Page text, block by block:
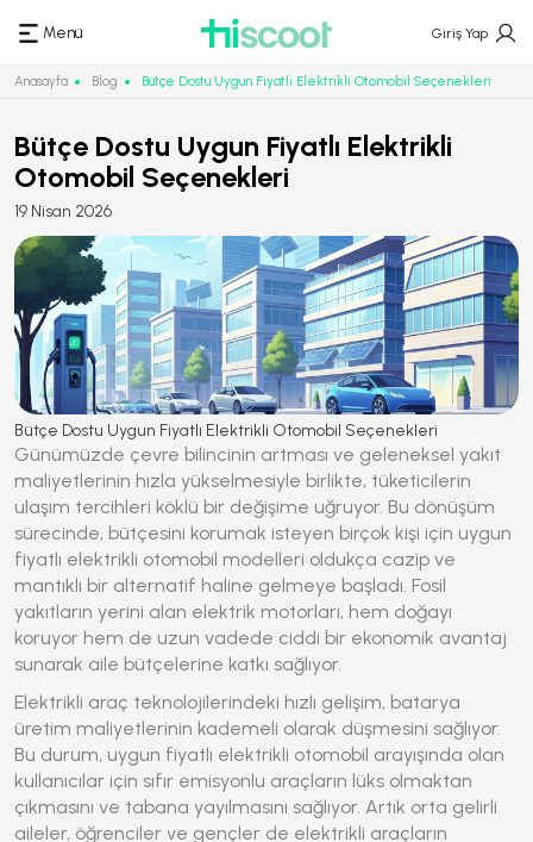
Menü Giriş Yap
Anasayfa Blog Bütçe Dostu Uygun Fiyatlı Elektrikli Otomobil Seçenekleri
Bütçe Dostu Uygun Fiyatlı Elektrikli
Otomobil Seçenekleri
19 Nisan 2026
Bütçe Dostu Uygun Fiyatlı Elektrikli Otomobil Seçenekleri
Günümüzde çevre bilincinin artması ve geleneksel yakıt
maliyetlerinin hızla yükselmesiyle birlikte, tüketicilerin
ulaşım tercihleri köklü bir değişime uğruyor. Bu dönüşüm
sürecinde, bütçesini korumak isteyen birçok kişi için uygun
fiyatlı elektrikli otomobil modelleri oldukça cazip ve
mantıklı bir alternatif haline gelmeye başladı. Fosil
yakıtların yerini alan elektrik motorları, hem doğayı
koruyor hem de uzun vadede ciddi bir ekonomik avantaj
sunarak aile bütçelerine katkı sağlıyor.
Elektrikli araç teknolojilerindeki hızlı gelişim, batarya
üretim maliyetlerinin kademeli olarak düşmesini sağlıyor.
Bu durum, uygun fiyatlı elektrikli otomobil arayışında olan
kullanıcılar için sıfır emisyonlu araçların lüks olmaktan
çıkmasını ve tabana yayılmasını sağlıyor. Artık orta gelirli
aileler, öğrenciler ve gençler de elektrikli araçların